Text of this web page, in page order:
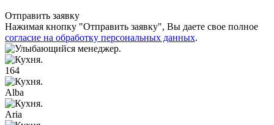
Отправить заявку
Нажимая кнопку "Отправить заявку", Вы даете свое полное
согласие на обработку персональных данных.
164
Alba
Aria